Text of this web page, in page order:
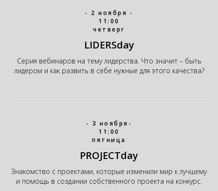
- 2 ноября -
11:00
четверг
LIDERSday
Серия вебинаров на тему лидерства. Что значит – быть
лидером и как развить в себе нужные для этого качества?
- 3 ноября-
11:00
пятница
PROJECTday
Знакомство с проектами, которые изменили мир к лучшему
и помощь в создании собственного проекта на конкурс.